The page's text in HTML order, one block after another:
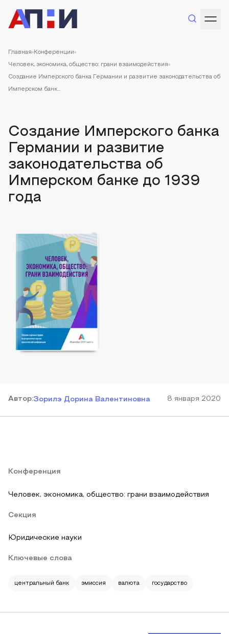
Главная Конференции
Человек, экономика, общество: грани взаимодействия
Создание Имперского банка Германии и развитие законодательства об
Имперском банк...
Создание Имперского банка
Германии и развитие
законодательства об
Имперском банке до 1939
года
Автор:Зорилэ Дорина Валентиновна 8 января 2020
Конференция
Человек, экономика, общество: грани взаимодействия
Секция
Юридические науки
Ключевые слова
центральный банк эмиссия валюта государство